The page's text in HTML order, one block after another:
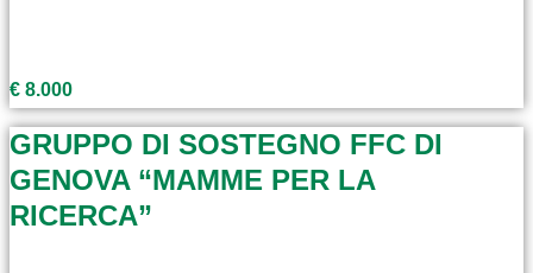
€ 8.000
GRUPPO DI SOSTEGNO FFC DI
GENOVA “MAMME PER LA
RICERCA”